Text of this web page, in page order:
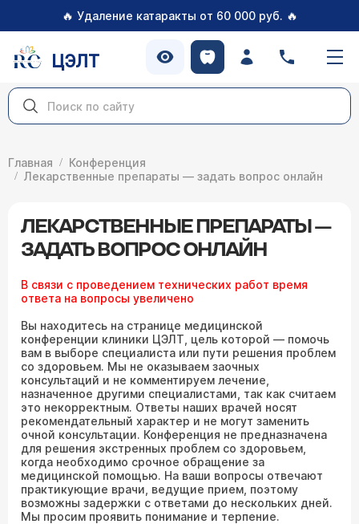
🔥 Удаление катаракты от 60 000 руб. 🔥
ЦЭЛТ
Главная
Конференция
Лекарственные препараты — задать вопрос онлайн
ЛЕКАРСТВЕННЫЕ ПРЕПАРАТЫ —
ЗАДАТЬ ВОПРОС ОНЛАЙН
В связи с проведением технических работ время
ответа на вопросы увеличено
Вы находитесь на странице медицинской
конференции клиники ЦЭЛТ, цель которой — помочь
вам в выборе специалиста или пути решения проблем
со здоровьем. Мы не оказываем заочных
консультаций и не комментируем лечение,
назначенное другими специалистами, так как считаем
это некорректным. Ответы наших врачей носят
рекомендательный характер и не могут заменить
очной консультации. Конференция не предназначена
для решения экстренных проблем со здоровьем,
когда необходимо срочное обращение за
медицинской помощью. На ваши вопросы отвечают
практикующие врачи, ведущие прием, поэтому
возможны задержки с ответами до нескольких дней.
Мы просим проявить понимание и терпение.